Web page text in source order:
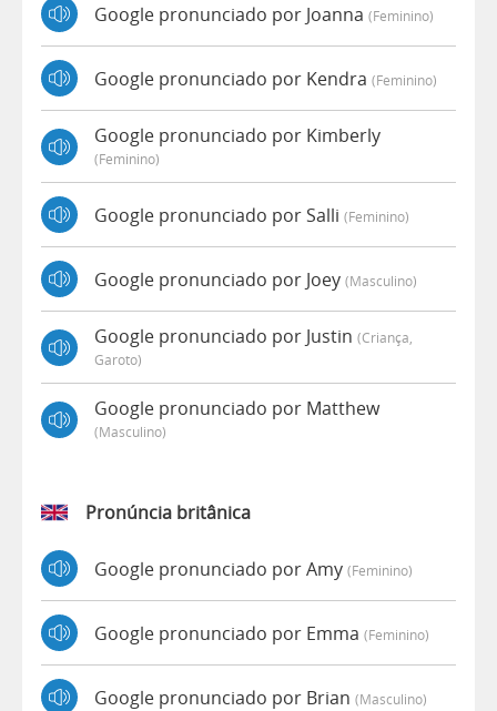
Google pronunciado por Joanna (feminino)
Google pronunciado por Kendra (feminino)
Google pronunciado por Kimberly
(feminino)
Google pronunciado por Salli (feminino)
Google pronunciado por Joey (masculino)
Google pronunciado por Justin (criança,
Garoto)
Google pronunciado por Matthew
(masculino)
Pronúncia britânica
Google pronunciado por Amy (feminino)
Google pronunciado por Emma (feminino)
Google pronunciado por Brian (masculino)